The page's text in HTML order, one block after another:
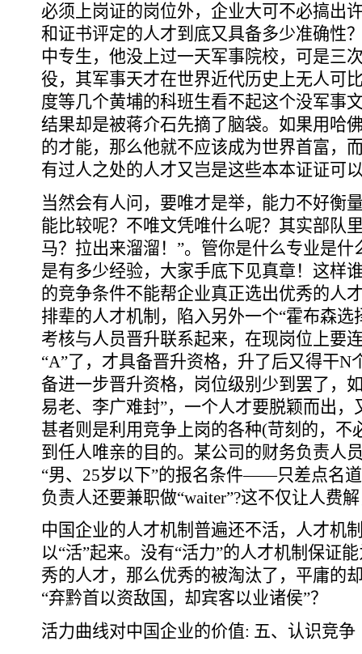
必须上岗证的岗位外，企业大可不必搞出
和证书评定的人才到底又具备多少准确性
中专生，他没上过一天军事院校，可是三
役，其军事天才在世界近代历史上无人可
度等几个黄埔的科班生看不起这个没军事
结果却是被蒋介石先摘了脑袋。如果用哈
的才能，那么他就不应该成为世界首富，
有过人之处的人才又岂是这些本本证证可
当然会有人问，要唯才是举，能力不好衡
能比较呢？不唯文凭唯什么呢？其实部队
马？拉出来溜溜！”。管你是什么专业是
是有多少经验，大家手底下见真章！这样
的竞争条件不能帮企业真正选出优秀的人
排辈的人才机制，陷入另外一个“霍布森选
考核与人员晋升联系起来，在现岗位上要
“A”了，才具备晋升资格，升了后又得干N
备进一步晋升资格，岗位级别少到罢了，
易老、李广难封”，一个人才要脱颖而出，
甚者则是利用竞争上岗的各种(苛刻的，不
到任人唯亲的目的。某公司的财务负责人
“男、25岁以下”的报名条件――只差点名
负责人还要兼职做“waiter”?这不仅让人费
中国企业的人才机制普遍还不活，人才机
以“活”起来。没有“活力”的人才机制保证
秀的人才，那么优秀的被淘汰了，平庸的
“弃黔首以资敌国，却宾客以业诸侯”？
活力曲线对中国企业的价值: 五、认识竞争